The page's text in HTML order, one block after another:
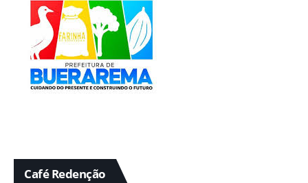
Café Redenção